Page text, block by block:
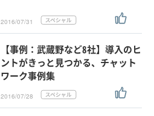
2016/07/31
【事例：武蔵野など8社】導入のヒ
ントがきっと見つかる、チャット
ワーク事例集
2016/07/28